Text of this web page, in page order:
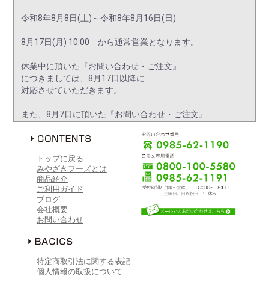
令和8年8月8日(土)～令和8年8月16日(日)
8月17日(月) 10:00 から通常営業となります。
休業中に頂いた『お問い合わせ・ご注文』
につきましては、8月17日以降に
対応させていただきます。
また、8月7日に頂いた『お問い合わせ・ご注文』
いただく場合が御座います。
何卒ご了承くださいますよう
お願い申し上げます。
2026/06/01
台風6号に関するお知らせ
臨時休業とさせていただきます。
5月3日(水) 10:00 から通常営業となります。
トップに戻る
みやざきフーズとは
商品紹介
ご利用ガイド
ブログ
会社概要
お問い合わせ
特定商取引法に関する表記
個人情報の取扱について